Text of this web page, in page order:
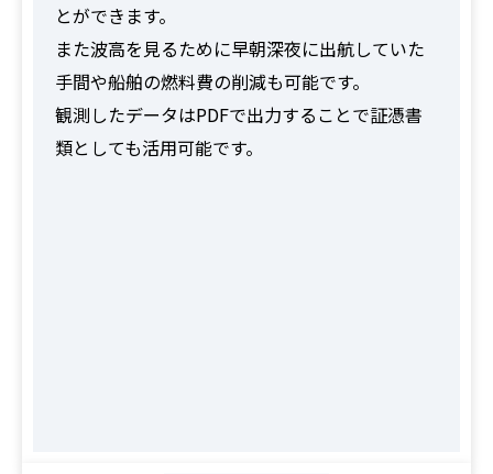
とができます。
また波高を見るために早朝深夜に出航していた
手間や船舶の燃料費の削減も可能です。
観測したデータはPDFで出力することで証憑書
類としても活用可能です。